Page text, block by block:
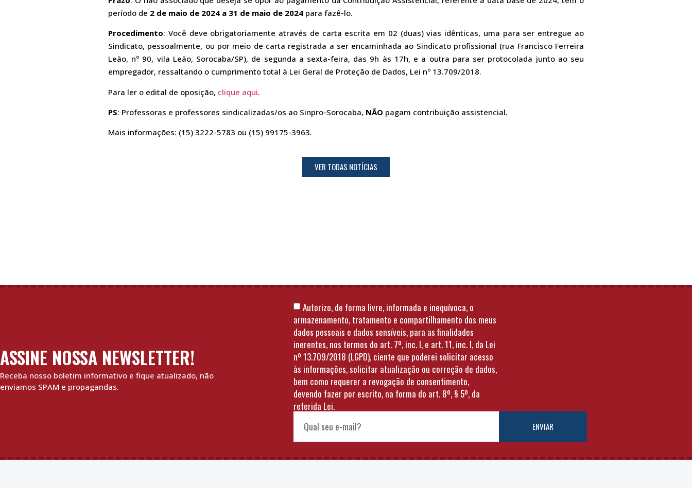
período de 2 de maio de 2024 a 31 de maio de 2024 para fazê-lo.
Procedimento: Você deve obrigatoriamente através de carta escrita em 02 (duas) vias idênticas, uma para ser entregue ao
Sindicato, pessoalmente, ou por meio de carta registrada a ser encaminhada ao Sindicato profissional (rua Francisco Ferreira
Leão, nº 90, vila Leão, Sorocaba/SP), de segunda a sexta-feira, das 9h às 17h, e a outra para ser protocolada junto ao seu
empregador, ressaltando o cumprimento total à Lei Geral de Proteção de Dados, Lei nº 13.709/2018.
Para ler o edital de oposição, clique aqui.
PS: Professoras e professores sindicalizadas/os ao Sinpro-Sorocaba, NÃO pagam contribuição assistencial.
Mais informações: (15) 3222-5783 ou (15) 99175-3963.
VER TODAS NOTÍCIAS
ASSINE NOSSA NEWSLETTER!
Receba nosso boletim informativo e fique atualizado, não
enviamos SPAM e propagandas.
Autorizo, de forma livre, informada e inequívoca, o
armazenamento, tratamento e compartilhamento dos meus
dados pessoais e dados sensíveis, para as finalidades
inerentes, nos termos do art. 7º, inc. I, e art. 11, inc. I, da Lei
nº 13.709/2018 (LGPD), ciente que poderei solicitar acesso
às informações, solicitar atualização ou correção de dados,
bem como requerer a revogação de consentimento,
devendo fazer por escrito, na forma do art. 8º, § 5º, da
referida Lei.
ENVIAR